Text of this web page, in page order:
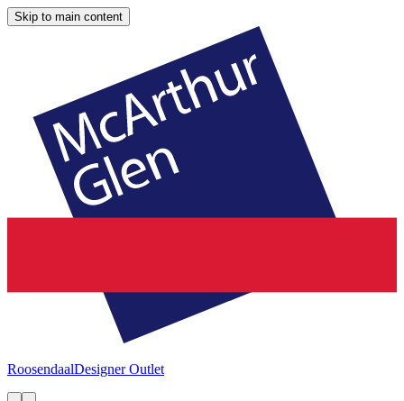
Skip to main content
RoosendaalDesigner Outlet